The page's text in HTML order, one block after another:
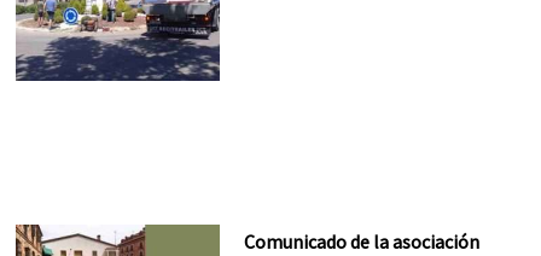
Comunicado de la asociación